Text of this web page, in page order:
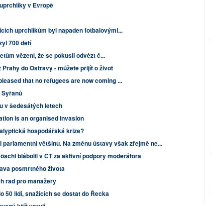
v Evropě
uprchlíkům byl napaden fotbalovými...
700 dětí
vězení, že se pokusil odvézt č...
Prahy do Ostravy - můžete přijít o život
that no refugees are now coming ...
Syřanů
v šedesátých letech
is an organised invasion
hospodářská krize?
parlamentní většinu. Na změnu ústavy však zřejmě ne...
blábolil v ČT za aktivní podpory moderátora
posmrtného života
rad pro manažery
50 lidí, snažících se dostat do Řecka